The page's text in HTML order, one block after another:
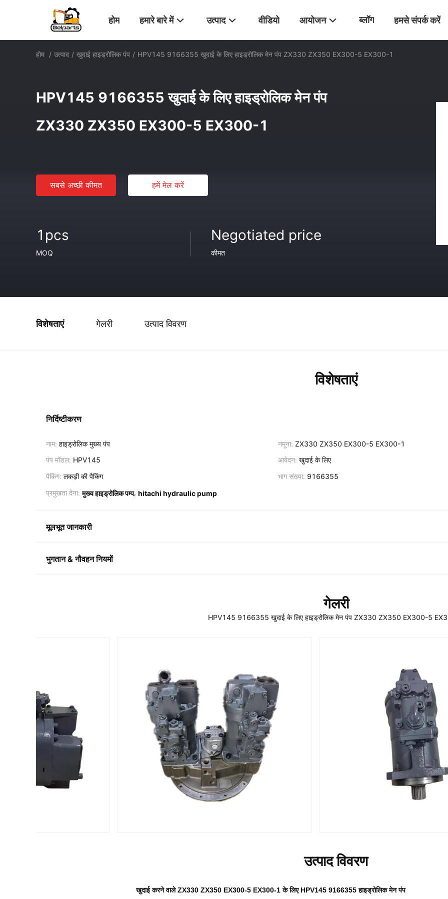
होम हमारे बारे में उत्पाद वीडियो आयोजन ब्लॉग हमसे संपर्क करें
होम / उत्पाद / खुदाई हाइड्रोलिक पंप / HPV145 9166355 खुदाई के लिए हाइड्रोलिक मेन पंप ZX330 ZX350 EX300-5 EX300-1
HPV145 9166355 खुदाई के लिए हाइड्रोलिक मेन पंप
ZX330 ZX350 EX300-5 EX300-1
सबसे अच्छी कीमत हमें मेल करें
1pcs
MOQ
Negotiated price
कीमत
विशेषताएं गेलरी उत्पाद विवरण
विशेषताएं
निर्दिष्टीकरण
नाम: हाइड्रोलिक मुख्य पंप नमूना: ZX330 ZX350 EX300-5 EX300-1
पंप मॉडल: HPV145 आवेदन: खुदाई के लिए
पैकिंग: लकड़ी की पैकिंग भाग संख्या: 9166355
प्रमुखता देना: मुख्य हाइड्रोलिक पम्प, hitachi hydraulic pump
मूलभूत जानकारी
भुगतान & नौवहन नियमों
गेलरी
HPV145 9166355 खुदाई के लिए हाइड्रोलिक मेन पंप ZX330 ZX350 EX300-5
उत्पाद विवरण
खुदाई करने वाले ZX330 ZX350 EX300-5 EX300-1 के लिए HPV145 9166355 हाइड्रोलिक मेन पंप